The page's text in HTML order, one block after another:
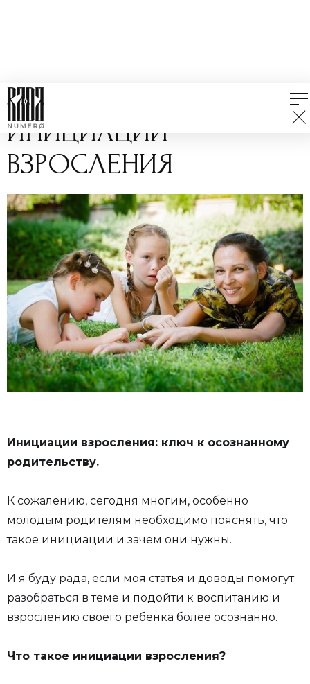
ВСЕ СТАТЬИ
ИНИЦИАЦИИ
ВЗРОСЛЕНИЯ
Инициации взросления: ключ к осознанному
родительству.
К сожалению, сегодня многим, особенно
молодым родителям необходимо пояснять, что
такое инициации и зачем они нужны.
И я буду рада, если моя статья и доводы помогут
разобраться в теме и подойти к воспитанию и
взрослению своего ребенка более осознанно.
Что такое инициации взросления?